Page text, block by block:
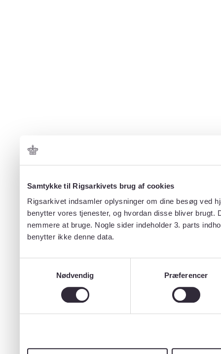
Samtykke til Rigsarkivets brug af cookies
Rigsarkivet indsamler oplysninger om dine besøg ved
benytter vores tjenester, og hvordan disse bliver
nemmere at bruge. Nogle sider indeholder 3. parts
benytter ikke denne data.
Nødvendig
Præferencer